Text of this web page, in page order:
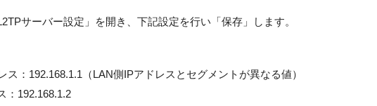
サーバー設定」を開き、下記設定を行い「保存」します。
ス：192.168.1.1（LAN側IPアドレスとセグメントが異なる値）
：192.168.1.2